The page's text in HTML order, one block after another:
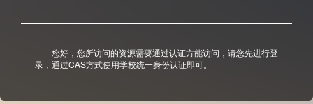
您好，您所访问的资源需要通过认证方能访问，请您先进行登
录，通过CAS方式使用学校统一身份认证即可。